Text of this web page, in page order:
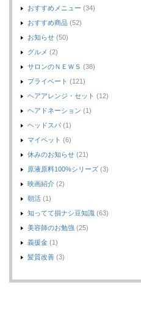
おすすめメニュー (34)
おすすめ商品 (52)
お知らせ (50)
グルメ (2)
サロンのＮＥＷＳ (38)
プライベート (121)
ヘアアレンジ・セット (12)
ヘアドネーション (1)
ヘッドスパ (1)
マイペット (6)
休みのお知らせ (21)
原液原料100%シリーズ (3)
映画紹介 (2)
朝活 (1)
知ってて損ナシ豆知識 (63)
美容師のお勉強 (25)
義援金 (1)
髪質改善 (3)